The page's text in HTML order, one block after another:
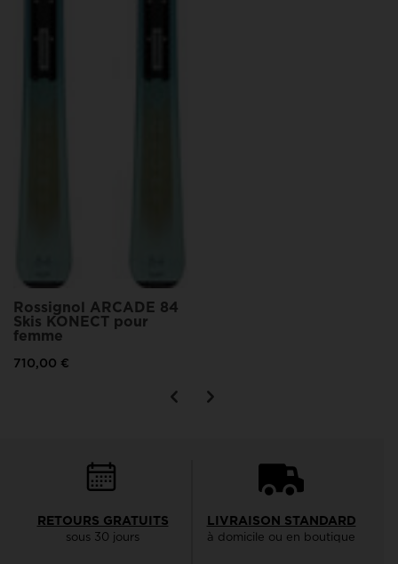
Rossignol ARCADE 84
Skis KONECT pour
femme
710,00 €
RETOURS GRATUITS
sous 30 jours
LIVRAISON STANDARD
à domicile ou en boutique